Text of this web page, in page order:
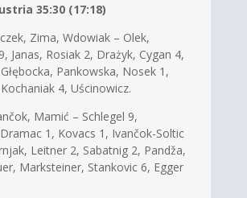
35:30 (17:18)
Zima, Wdowiak – Olek,
Janas, Rosiak 2, Drażyk, Cygan 4,
Pankowska, Nosek 1,
4, Uścinowicz.
Mamić – Schlegel 9,
1, Kovacs 1, Ivančok-Soltic
Leitner 2, Sabatnig 2, Pandža,
Marksteiner, Stankovic 6, Egger